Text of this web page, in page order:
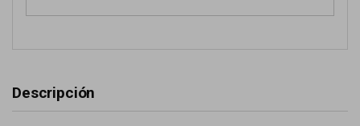
Descripción